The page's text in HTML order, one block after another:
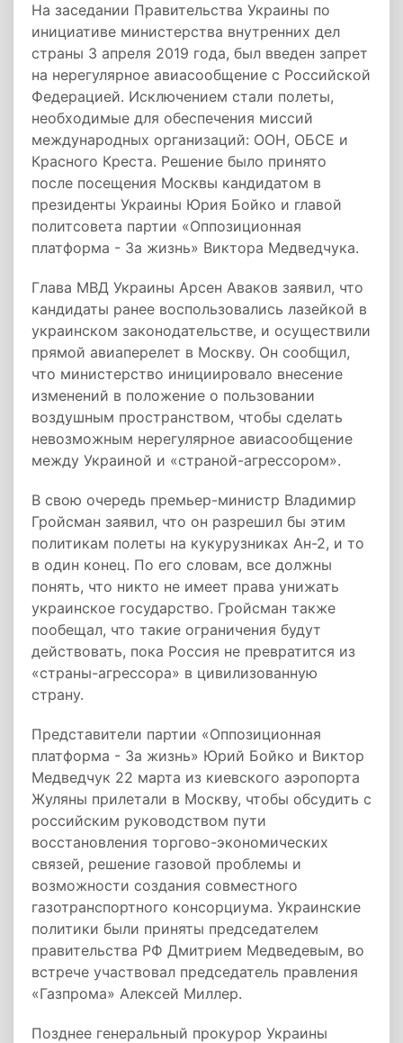
На заседании Правительства Украины по
инициативе министерства внутренних дел
страны 3 апреля 2019 года, был введен запрет
на нерегулярное авиасообщение с Российской
Федерацией. Исключением стали полеты,
необходимые для обеспечения миссий
международных организаций: ООН, ОБСЕ и
Красного Креста. Решение было принято
после посещения Москвы кандидатом в
президенты Украины Юрия Бойко и главой
политсовета партии «Оппозиционная
платформа - За жизнь» Виктора Медведчука.
Глава МВД Украины Арсен Аваков заявил, что
кандидаты ранее воспользовались лазейкой в
украинском законодательстве, и осуществили
прямой авиаперелет в Москву. Он сообщил,
что министерство инициировало внесение
изменений в положение о пользовании
воздушным пространством, чтобы сделать
невозможным нерегулярное авиасообщение
между Украиной и «страной-агрессором».
В свою очередь премьер-министр Владимир
Гройсман заявил, что он разрешил бы этим
политикам полеты на кукурузниках Ан-2, и то
в один конец. По его словам, все должны
понять, что никто не имеет права унижать
украинское государство. Гройсман также
пообещал, что такие ограничения будут
действовать, пока Россия не превратится из
«страны-агрессора» в цивилизованную
страну.
Представители партии «Оппозиционная
платформа - За жизнь» Юрий Бойко и Виктор
Медведчук 22 марта из киевского аэропорта
Жуляны прилетали в Москву, чтобы обсудить с
российским руководством пути
восстановления торгово-экономических
связей, решение газовой проблемы и
возможности создания совместного
газотранспортного консорциума. Украинские
политики были приняты председателем
правительства РФ Дмитрием Медведевым, во
встрече участвовал председатель правления
«Газпрома» Алексей Миллер.
Позднее генеральный прокурор Украины